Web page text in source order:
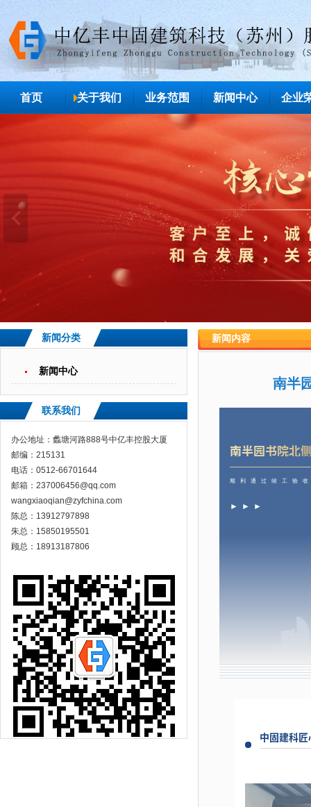
首页 关于我们 业务范围 新闻中心 企业
新闻分类
新闻中心
联系我们
办公地址：蠡塘河路888号中亿丰控股大厦
邮编：215131
电话：0512-66701644
邮箱：237006456@qq.com
wangxiaoqian@zyfchina.com
陈总：13912797898
朱总：15850195501
顾总：18913187806
新闻内容
南半
南半园书院北
顺利通过竣工验
►►►
中固建科